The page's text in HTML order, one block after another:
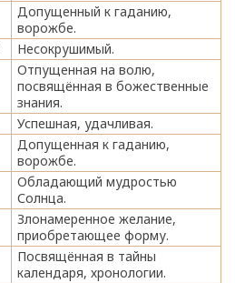
Допущенный к гаданию,
ворожбе.
Несокрушимый.
Отпущенная на волю,
посвящённая в божественные
знания.
Успешная, удачливая.
Допущенная к гаданию,
ворожбе.
Обладающий мудростью
Солнца.
Злонамеренное желание,
приобретающее форму.
Посвящённая в тайны
календаря, хронологии.